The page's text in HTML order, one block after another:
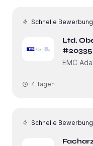
Schnelle Bewerbung
Ltd.
#20335
EMC
4 Tagen
Schnelle Bewerbung